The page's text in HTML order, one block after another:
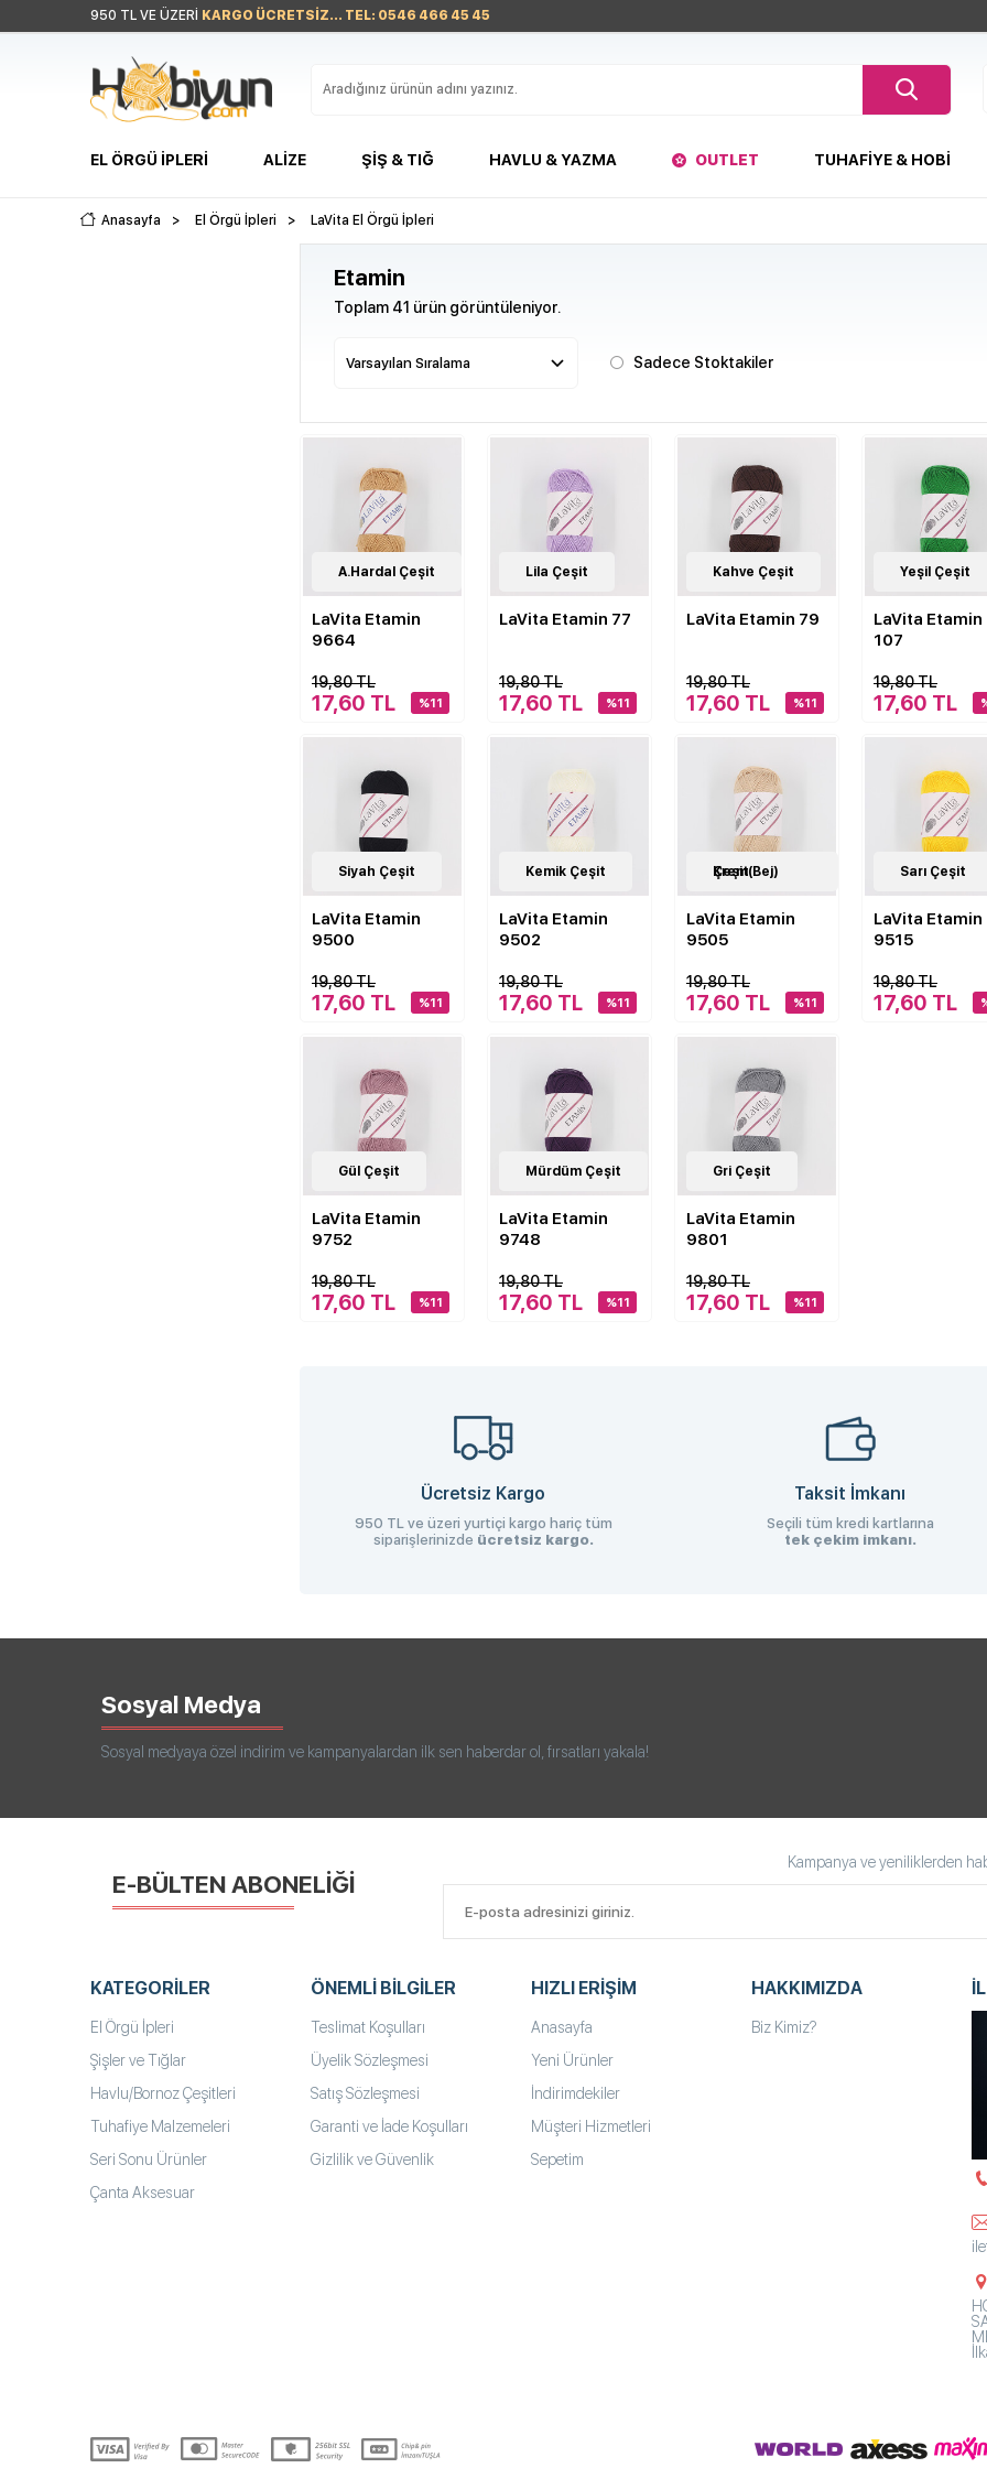
950 TL VE ÜZERİ KARGO ÜCRETSİZ... TEL: 0546 466 45 45
EL ÖRGÜ İPLERI ALIZE ŞIŞ & TIĞ HAVLU & YAZMA OUTLET TUHAFIYE & HOBI
Anasayfa > El Örgü İpleri > LaVita El Örgü İpleri
Etamin
Toplam 41 ürün görüntüleniyor.
Sadece Stoktakiler
41Çeşit
A.Hardal Çeşit
LaVita Etamin
9664
19,80 TL
17,60 TL %11
41 Çeşit
Lila Çeşit
LaVita Etamin 77
19,80 TL
17,60 TL %11
41Çeşit
Kahve Çeşit
LaVita Etamin 79
19,80 TL
17,60 TL %11
41Çeşit
Yeşil Çeşit
LaVita Etamin
107
19,80 TL
17,60 TL
41Çeşit
Siyah Çeşit
LaVita Etamin
9500
19,80 TL
17,60 TL %11
41Çeşit
Kemik Çeşit
LaVita Etamin
9502
19,80 TL
17,60 TL %11
41Çeşit
Krem(Bej) Çeşit
LaVita Etamin
9505
19,80 TL
17,60 TL %11
41Çeşit
Sarı Çeşit
LaVita Etamin
9515
19,80 TL
17,60 TL
41Çeşit
Gül Çeşit
LaVita Etamin
9752
19,80 TL
17,60 TL %11
41Çeşit
Mürdüm Çeşit
LaVita Etamin
9748
19,80 TL
17,60 TL %11
41Çeşit
Gri Çeşit
LaVita Etamin
9801
19,80 TL
17,60 TL %11
Ücretsiz Kargo
950 TL ve üzeri yurtiçi kargo hariç tüm
siparişlerinizde ücretsiz kargo.
Taksit İmkanı
Seçili tüm kredi kartlarına
tek çekim imkanı.
Sosyal Medya
Sosyal medyaya özel indirim ve kampanyalardan ilk sen haberdar ol, fırsatları yakala!
E-BÜLTEN ABONELİĞİ
Kampanya ve yeniliklerden
KATEGORILER
El Örgü İpleri
Şişler ve Tığlar
Havlu/Bornoz Çeşitleri
Tuhafiye Malzemeleri
Seri Sonu Ürünler
Çanta Aksesuar
ÖNEMLI BILGILER
Teslimat Koşulları
Üyelik Sözleşmesi
Satış Sözleşmesi
Garanti ve İade Koşulları
Gizlilik ve Güvenlik
HIZLI ERIŞIM
Anasayfa
Yeni Ürünler
İndirimdekiler
Müşteri Hizmetleri
Sepetim
HAKKIMIZDA
Biz Kimiz?